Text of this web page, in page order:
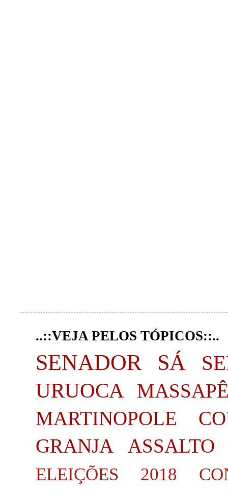
..::VEJA PELOS TÓPICOS::..
SENADOR SÁ
URUOCA
MARTINOPOLE
GRANJA
ASSALTO
ELEIÇÕES 2018